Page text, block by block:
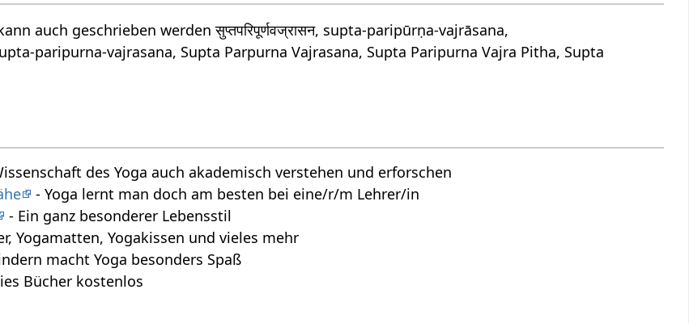
auch geschrieben werden सुप्तपरिपूर्णवज्रासन, supta-paripūrṇa-vajrāsana,
paripurna-vajrasana, Supta Parpurna Vajrasana, Supta Paripurna Vajra Pitha, Supta
des Yoga auch akademisch verstehen und erforschen
- Yoga lernt man doch am besten bei eine/r/m Lehrer/in
- Ein ganz besonderer Lebensstil
Yogamatten, Yogakissen und vieles mehr
macht Yoga besonders Spaß
Bücher kostenlos